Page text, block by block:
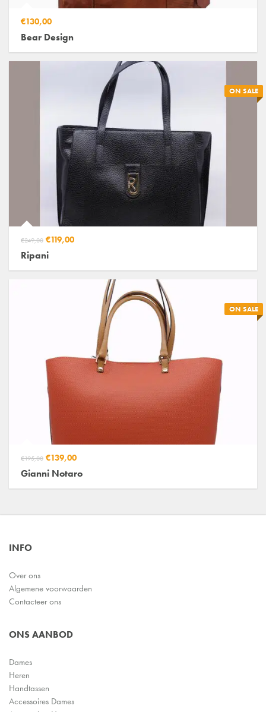
€130,00
Bear Design
ON SALE
€249,00 €119,00
Ripani
ON SALE
€195,00 €139,00
Gianni Notaro
INFO
Over ons
Algemene voorwaarden
Contacteer ons
ONS AANBOD
Dames
Heren
Handtassen
Accessoires Dames